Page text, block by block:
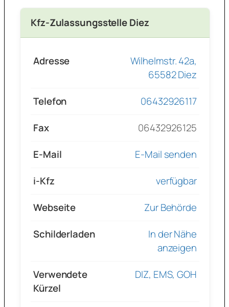
Kfz-Zulassungsstelle Diez
Adresse
Wilhelmstr. 42a,
65582 Diez
Telefon
06432926117
Fax
06432926125
E-Mail
E-Mail senden
i-Kfz
verfügbar
Webseite
Zur Behörde
Schilderladen
In der Nähe
anzeigen
Verwendete
Kürzel
DIZ, EMS, GOH